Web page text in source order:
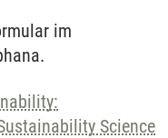
im
Science